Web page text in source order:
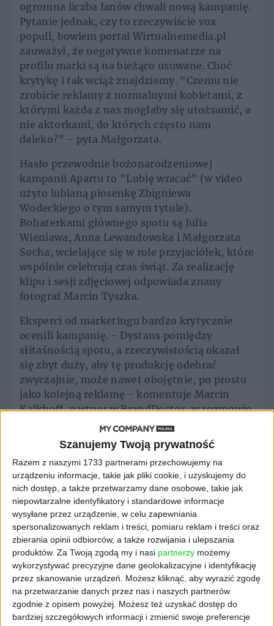
Szanujemy Twoją prywatność
Razem z naszymi 1733 partnerami przechowujemy na
urządzeniu informacje, takie jak pliki cookie, i uzyskujemy do
nich dostęp, a także przetwarzamy dane osobowe, takie jak
niepowtarzalne identyfikatory i standardowe informacje
wysyłane przez urządzenie, w celu zapewniania
spersonalizowanych reklam i treści, pomiaru reklam i treści oraz
zbierania opinii odbiorców, a także rozwijania i ulepszania
produktów. Za Twoją zgodą my i nasi partnerzy możemy
wykorzystywać precyzyjne dane geolokalizacyjne i identyfikację
przez skanowanie urządzeń. Możesz kliknąć, aby wyrazić zgodę
na przetwarzanie danych przez nas i naszych partnerów
zgodnie z opisem powyżej. Możesz też uzyskać dostęp do
bardziej szczegółowych informacji i zmienić swoje preferencje
ogromna liczba fanów chwali nową kampanię.
Pytanie jednak, czy to rzeczywiście vox
populi, bowiem portal Wirtualnemedia.pl
zauważył, że negatywne komenatrze na
profilu marki są na bieżąco usuwane. Choć
krytykę i tak wciąż znajdziemy. "Czemu nie
zrobicie reklamy z normalnymi kobietami, z
którymi każda z nas mogłaby się utożsamić, a
nie aktorkami, do których często nam
daleko?" - pyta Małgorzata.
Hasło przewodnie bożonarodzeniowej
kampanii Apartu to "Lubię wracać" (w video
użyto lubianą piosenkę Zbigniewa
Wodeckiego o tym samym tytule).
Bohaterkami głównego spotu są Julia
Wieniawa, Anna Lewandowska i Małgorzata
Socha, wcielające się w role przyjaciółek, które
wspólnie celebrują czas świąt. Za realizację
klipu i sesji zdjęciowej odpowiada znany
fotograf Marcin Tyszka.
Eksperci od marketingu bardzo krytycznie
ocenili kampanię. - Dystans pomiędzy
słitaśnością spotu, a rzeczywistością okazał
się zbyt duży, aby tę produkcję odebrać
zwyczajnie, może nawet obojętnie, po prostu
jako kolejną reklamę - komentuje Marcin
Kalkhoff, partner w BrandDoctor, w rozmowie
z Wirtualnemedia.pl. Serwis przytacza również
opinię Filipa Beźnickiego, digital strategy
director w Havas Media Group: - Był budżet,
były dobrze dobrane gwiazdy, była duża
produkcja, zabrakło tylko pomysłu.
Próbowałem przebrnąć przez 3-minutowy
spot, ale rosnące poczucie zażenowania
sprawiło, że nie dałem rady tego zrobić.
W podobnym tonie kampanię komentuje
Maciej Bąk na łamach Bezprawnik.pl: "Czasy,
w których wiele ludzi traci pracę albo ich
zarobki zostają obcięte nawet o kilkadziesiąt
procent, to nie są czasy dobre dla luksusowych